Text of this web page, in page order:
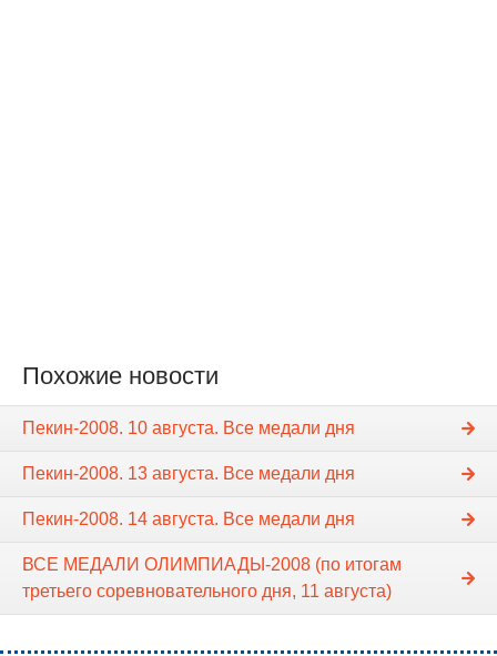
Похожие новости
Пекин-2008. 10 августа. Все медали дня
Пекин-2008. 13 августа. Все медали дня
Пекин-2008. 14 августа. Все медали дня
ВСЕ МЕДАЛИ ОЛИМПИАДЫ-2008 (по итогам
третьего соревновательного дня, 11 августа)